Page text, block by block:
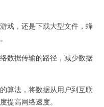
，还是下载大型文件，蜂
据传输的路径，减少数据
法，将数据从用户到互联
提高网络速度。